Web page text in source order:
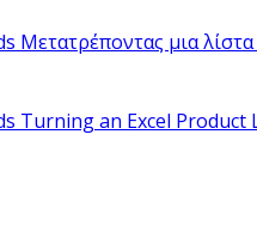
Μετατρέποντας μια
Turning an Excel Product